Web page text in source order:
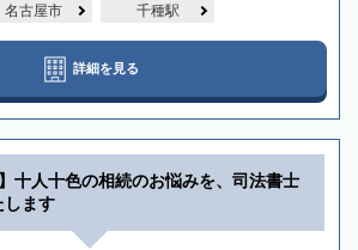
名古屋市 千種駅
詳細を見る
十人十色の相続のお悩みを、司法書士
します